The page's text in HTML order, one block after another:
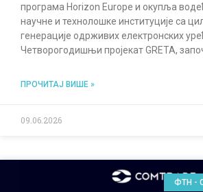
програма Horizon Europe и окупља
научне и технолошке институције са
генерације одрживих електронских
Четворогодишњи пројекат GRETA,
ПРОЧИТАЈ ВИШЕ »
09.06.2026
ФТН -